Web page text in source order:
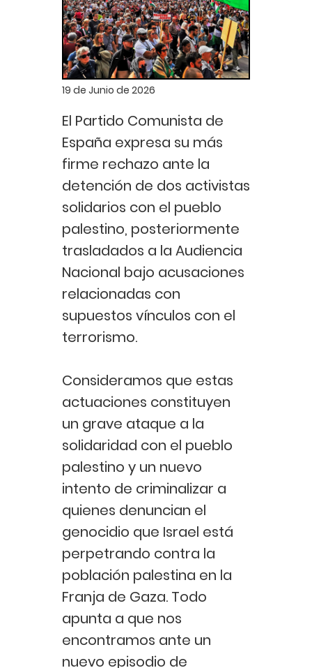
19 de Junio de 2026
El Partido Comunista de
España expresa su más
firme rechazo ante la
detención de dos activistas
solidarios con el pueblo
palestino, posteriormente
trasladados a la Audiencia
Nacional bajo acusaciones
relacionadas con
supuestos vínculos con el
terrorismo.
Consideramos que estas
actuaciones constituyen
un grave ataque a la
solidaridad con el pueblo
palestino y un nuevo
intento de criminalizar a
quienes denuncian el
genocidio que Israel está
perpetrando contra la
población palestina en la
Franja de Gaza. Todo
apunta a que nos
encontramos ante un
nuevo episodio de